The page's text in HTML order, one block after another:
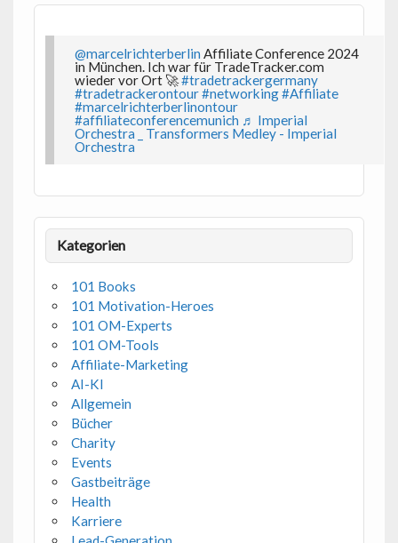
@marcelrichterberlin Affiliate Conference 2024
in München. Ich war für TradeTracker.com
wieder vor Ort 🚀#tradetrackergermany
#tradetrackerontour#networking#Affiliate
#marcelrichterberlinontour
#affiliateconferencemunich ♬ Imperial
Orchestra _ Transformers Medley - Imperial
Orchestra
Kategorien
101 Books
101 Motivation-Heroes
101 OM-Experts
101 OM-Tools
Affiliate-Marketing
AI-KI
Allgemein
Bücher
Charity
Events
Gastbeiträge
Health
Karriere